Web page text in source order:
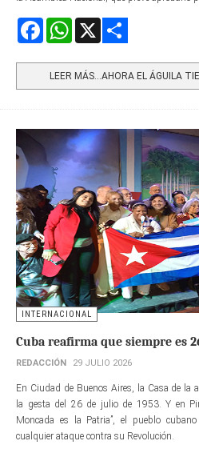
FacebookWhatsApp
LEER MÁS…AHORA EL ÁGUILA
INTERNACIONAL
Cuba reafirma que siempre es
REDACCIÓN 29 JULIO 2026
En Ciudad de Buenos Aires, la Casa de la
la gesta del 26 de julio de 1953. Y en
Moncada es la Patria”, el pueblo
cualquier ataque contra su Revolución.